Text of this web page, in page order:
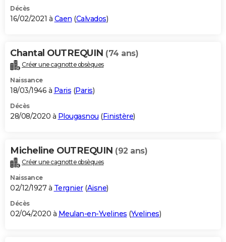
Décès
16/02/2021 à Caen (Calvados)
Chantal OUTREQUIN (74 ans)
Créer une cagnotte obsèques
Naissance
18/03/1946 à Paris (Paris)
Décès
28/08/2020 à Plougasnou (Finistère)
Micheline OUTREQUIN (92 ans)
Créer une cagnotte obsèques
Naissance
02/12/1927 à Tergnier(Aisne)
Décès
02/04/2020 à Meulan-en-Yvelines (Yvelines)